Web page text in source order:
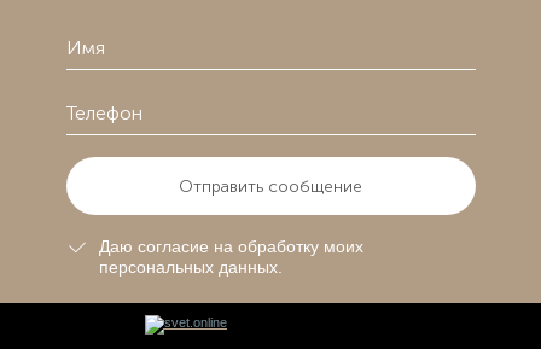
Отправить сообщение
Даю согласие на обработку моих
персональных данных.